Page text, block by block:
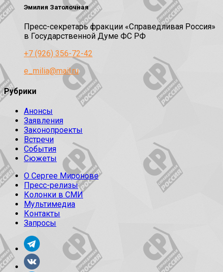
Эмилия Затолочная
Пресс-секретарь фракции «Справедливая Россия»
в Государственной Думе ФС РФ
+7 (926) 356-72-42
e_milia@mail.ru
Рубрики
Анонсы
Заявления
Законопроекты
Встречи
События
Сюжеты
О Сергее Миронове
Пресс-релизы
Колонки в СМИ
Мультимедиа
Контакты
Запросы